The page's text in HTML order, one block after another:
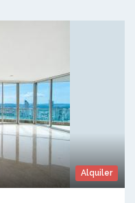
Alquiler